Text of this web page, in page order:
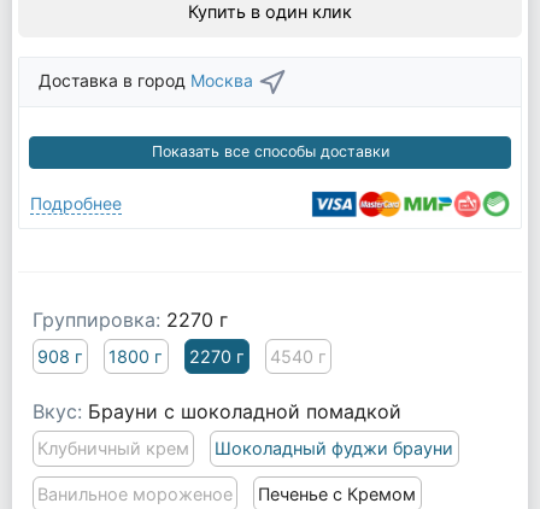
Купить в один клик
Доставка в город Москва
Показать все способы доставки
Подробнее
Группировка: 2270 г
908 г 1800 г 2270 г 4540 г
Вкус: Брауни с шоколадной помадкой
Клубничный крем Шоколадный фуджи брауни
Ванильное мороженое Печенье с Кремом